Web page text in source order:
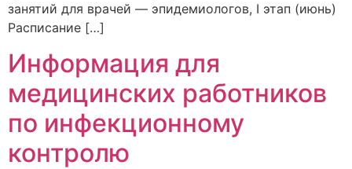
занятий для врачей — эпидемиологов, I этап (июнь)
Расписание […]
Информация для
медицинских работников
по инфекционному
контролю